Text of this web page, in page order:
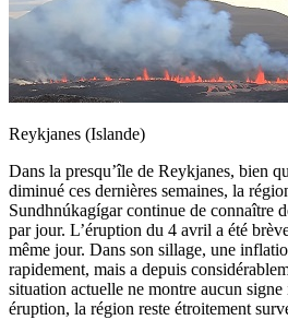
Reykjanes (Islande)
Dans la presqu’île de Reykjanes, bien
diminué ces dernières semaines, la
Sundhnúkagígar continue de connaître
par jour. L’éruption du 4 avril a été
même jour. Dans son sillage, une
rapidement, mais a depuis
situation actuelle ne montre aucun
éruption, la région reste étroitement